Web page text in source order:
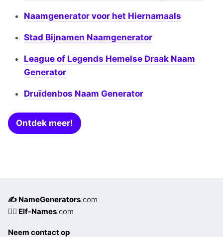
Naamgenerator voor het Hiernamaals
Stad Bijnamen Naamgenerator
League of Legends Hemelse Draak Naam
Generator
Druïdenbos Naam Generator
Ontdek meer!
✍️ NameGenerators.com
🧝‍♀️ Elf-Names.com
Neem contact op